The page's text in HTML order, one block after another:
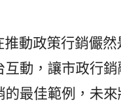
動政策行銷儼
動，讓市政行
最佳範例，未